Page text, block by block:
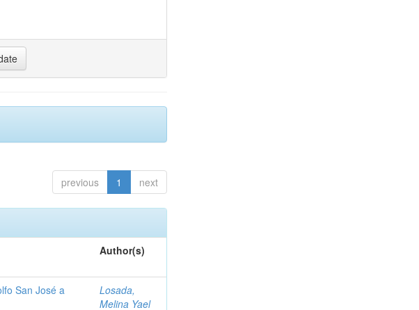
previous 1 next
Author(s)
San José a
Losada,
Melina Yael